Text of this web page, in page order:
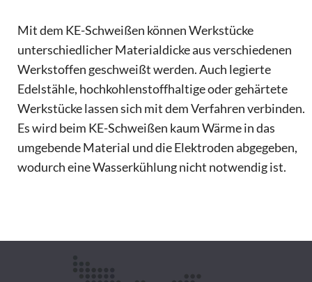
Mit dem KE-Schweißen können Werkstücke
unterschiedlicher Materialdicke aus verschiedenen
Werkstoffen geschweißt werden. Auch legierte
Edelstähle, hochkohlenstoffhaltige oder gehärtete
Werkstücke lassen sich mit dem Verfahren verbinden.
Es wird beim KE-Schweißen kaum Wärme in das
umgebende Material und die Elektroden abgegeben,
wodurch eine Wasserkühlung nicht notwendig ist.